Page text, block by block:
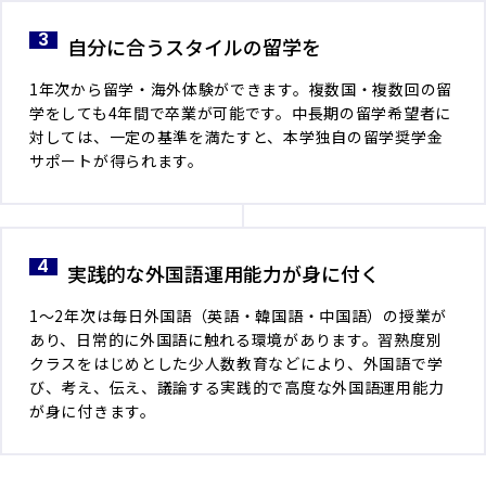
自分に合うスタイルの留学を
1年次から留学・海外体験ができます。複数国・複数回の留
学をしても4年間で卒業が可能です。中長期の留学希望者に
対しては、一定の基準を満たすと、本学独自の留学奨学金
サポートが得られます。
実践的な外国語運用能力が身に付く
1～2年次は毎日外国語（英語・韓国語・中国語）の授業が
あり、日常的に外国語に触れる環境があります。習熟度別
クラスをはじめとした少人数教育などにより、外国語で学
び、考え、伝え、議論する実践的で高度な外国語運用能力
が身に付きます。